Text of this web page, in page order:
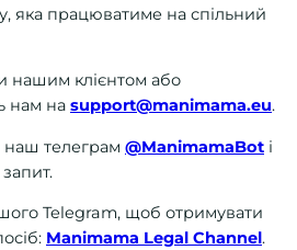
яка працюватиме на спільний
нашим клієнтом або
нам на support@manimama.eu.
наш телеграм @ManimamaBot і
Telegram, щоб отримувати
Manimama Legal Channel.